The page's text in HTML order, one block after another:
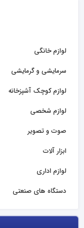
لوازم خانگی
سرمایشی و گرمایشی
لوازم کوچک آشپزخانه
لوازم شخصی
صوت و تصویر
ابزار آلات
لوازم اداری
دستگاه های صنعتی